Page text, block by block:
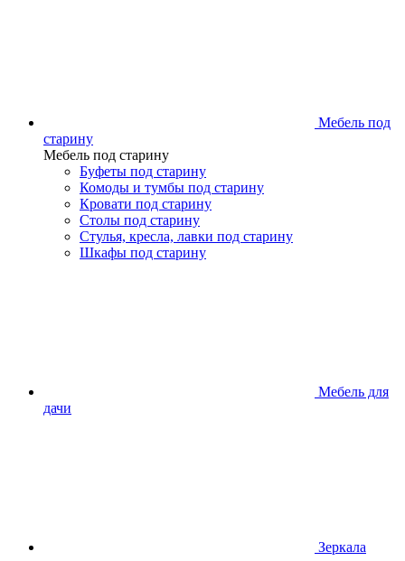
Мебель под
старину
Мебель под старину
Буфеты под старину
Комоды и тумбы под старину
Кровати под старину
Столы под старину
Стулья, кресла, лавки под старину
Шкафы под старину
Мебель для
дачи
Зеркала